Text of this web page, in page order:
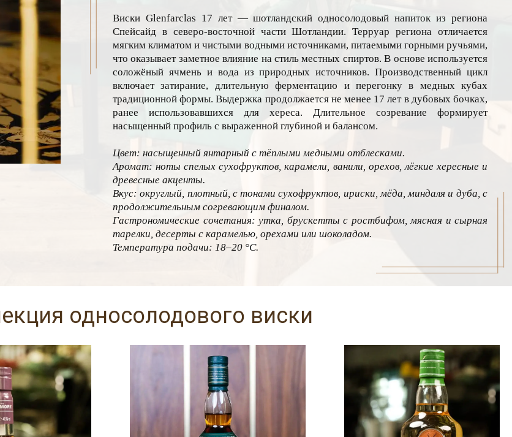
Виски Glenfarclas 17 лет — шотландский односолодовый напиток из региона
Спейсайд в северо-восточной части Шотландии. Терруар региона отличается
мягким климатом и чистыми водными источниками, питаемыми горными ручьями,
что оказывает заметное влияние на стиль местных спиртов. В основе используется
соложёный ячмень и вода из природных источников. Производственный цикл
включает затирание, длительную ферментацию и перегонку в медных кубах
традиционной формы. Выдержка продолжается не менее 17 лет в дубовых бочках,
ранее использовавшихся для хереса. Длительное созревание формирует
насыщенный профиль с выраженной глубиной и балансом.
Цвет: насыщенный янтарный с тёплыми медными отблесками.
Аромат: ноты спелых сухофруктов, карамели, ванили, орехов, лёгкие хересные и
древесные акценты.
Вкус: округлый, плотный, с тонами сухофруктов, ириски, мёда, миндаля и дуба, с
продолжительным согревающим финалом.
Гастрономические сочетания: утка, брускетты с ростбифом, мясная и сырная
тарелки, десерты с карамелью, орехами или шоколадом.
Температура подачи: 18–20 °С.
односолодового виски